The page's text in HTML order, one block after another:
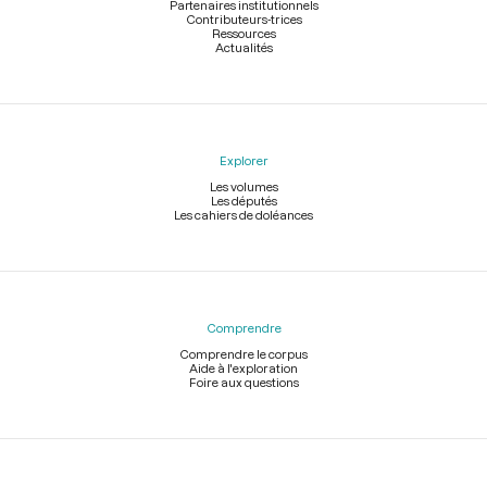
Partenaires institutionnels
Contributeurs-trices
Ressources
Actualités
Explorer
Les volumes
Les députés
Les cahiers de doléances
Comprendre
Comprendre le corpus
Aide à l'exploration
Foire aux questions